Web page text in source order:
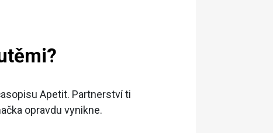
Apetit. Partnerství ti
opravdu vynikne.